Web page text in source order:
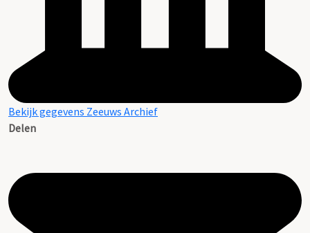
Bekijk gegevens Zeeuws Archief
Delen